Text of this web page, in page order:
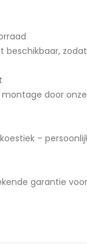
beschikbaar,
door
–
garantie